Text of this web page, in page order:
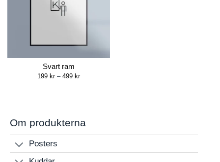
Svart ram
199 kr – 499 krPrice
Om produkterna
Posters